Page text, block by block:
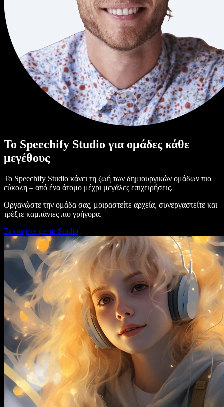
Το Speechify Studio για ομάδες κάθε
μεγέθους
Το Speechify Studio κάνει τη ζωή των δημιουργικών ομάδων πιο
εύκολη – από ένα άτομο μέχρι μεγάλες επιχειρήσεις.
Οργανώστε την ομάδα σας, μοιραστείτε αρχεία, συνεργαστείτε και
τρέξτε καμπάνιες πιο γρήγορα.
Ξεκινήστε με το Studio